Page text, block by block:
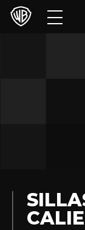
Películas
Juegos y